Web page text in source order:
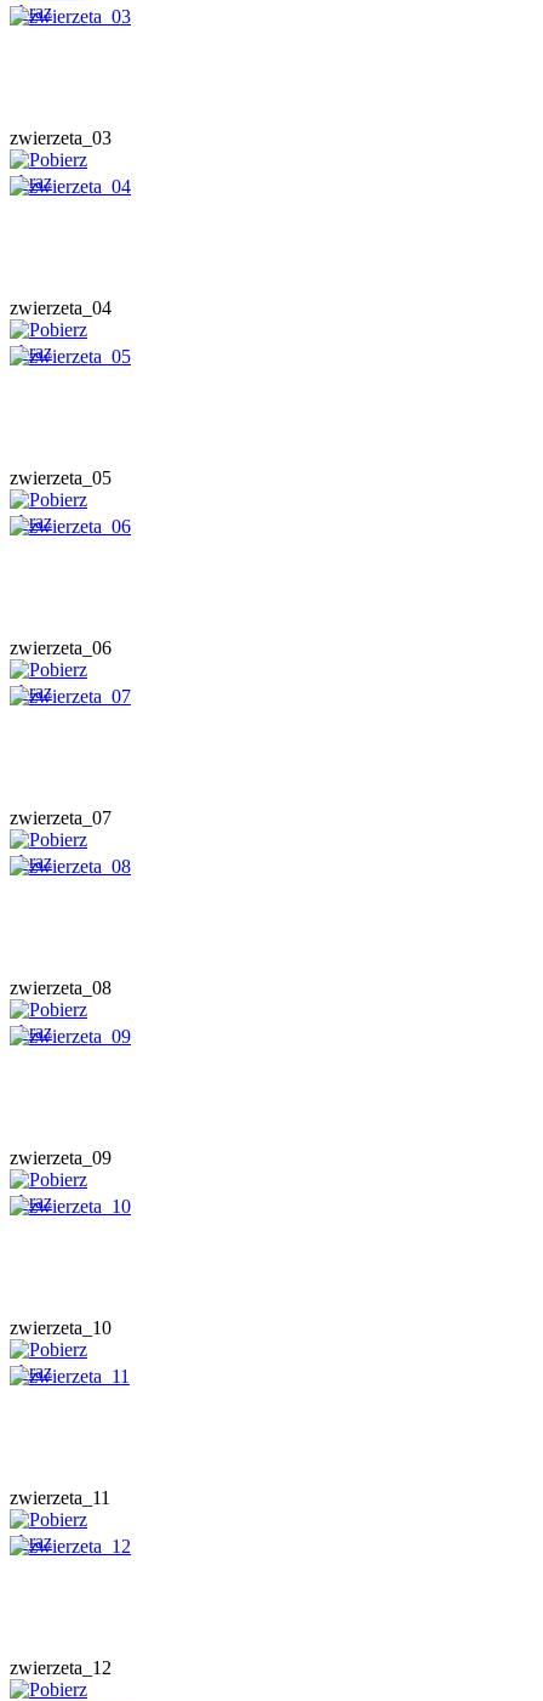
zwierzeta_03
zwierzeta_04
zwierzeta_05
zwierzeta_06
zwierzeta_07
zwierzeta_08
zwierzeta_09
zwierzeta_10
zwierzeta_11
zwierzeta_12